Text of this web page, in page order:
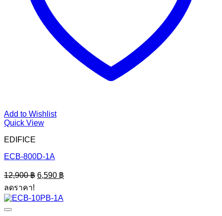
Add to Wishlist
Quick View
EDIFICE
ECB-800D-1A
12,900฿ Original
price
12,900 ฿.
6,590 ฿
price
ลดราคา!